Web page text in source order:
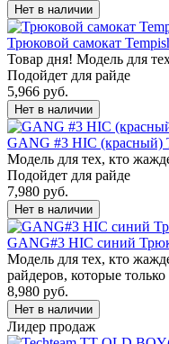
Трюковой самокат
Товар дня! Модель для
Подойдет для райде
5,966 руб.
GANG #3 HIC (красный)
Модель для тех, кто
Подойдет для райде
7,980 руб.
GANG#3 HIC синий
Модель для тех, кто
райдеров, которые только
8,980 руб.
Лидер продаж